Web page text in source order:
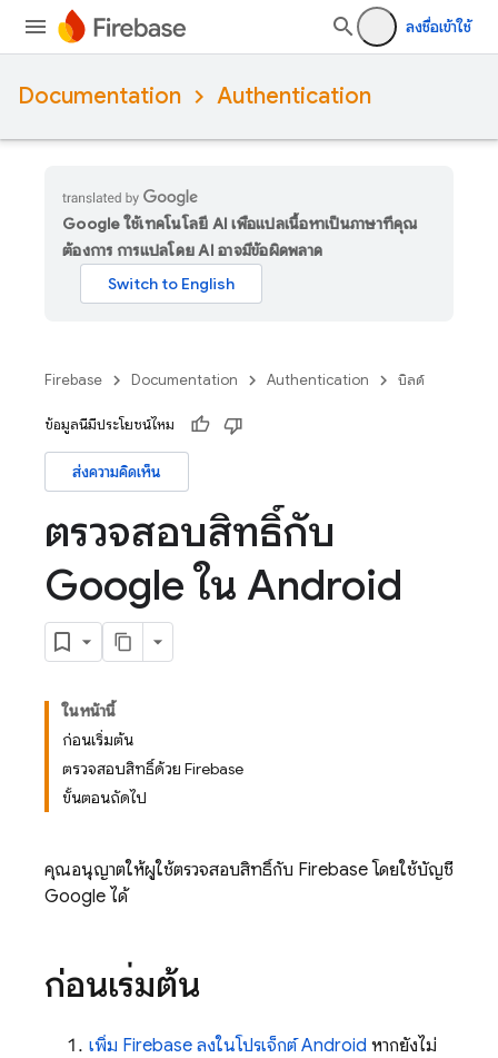
ลงชื่อเข้าใช้
Documentation Authentication
Google ใช้เทคโนโลยี AI เพื่อแปลเนื้อหาเป็นภาษาที่คุณ
ต้องการ การแปลโดย AI อาจมีข้อผิดพลาด
Firebase Documentation Authentication บิลด์
ข้อมูลนี้มีประโยชน์ไหม
ส่งความคิดเห็น
ตรวจสอบสิทธิ์กับ
Google ใน Android
ในหน้านี้
ก่อนเริ่มต้น
ตรวจสอบสิทธิ์ด้วย Firebase
ขั้นตอนถัดไป
คุณอนุญาตให้ผู้ใช้ตรวจสอบสิทธิ์กับ Firebase โดยใช้บัญชี
Google ได้
ก่อนเริ่มต้น
เพิ่ม Firebase ลงในโปรเจ็กต์ Android หากยังไม่